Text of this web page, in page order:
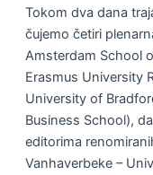
Tokom dva dana
čujemo četiri
Amsterdam School
Erasmus University
University of
Business School),
editorima
Vanhaverbeke –